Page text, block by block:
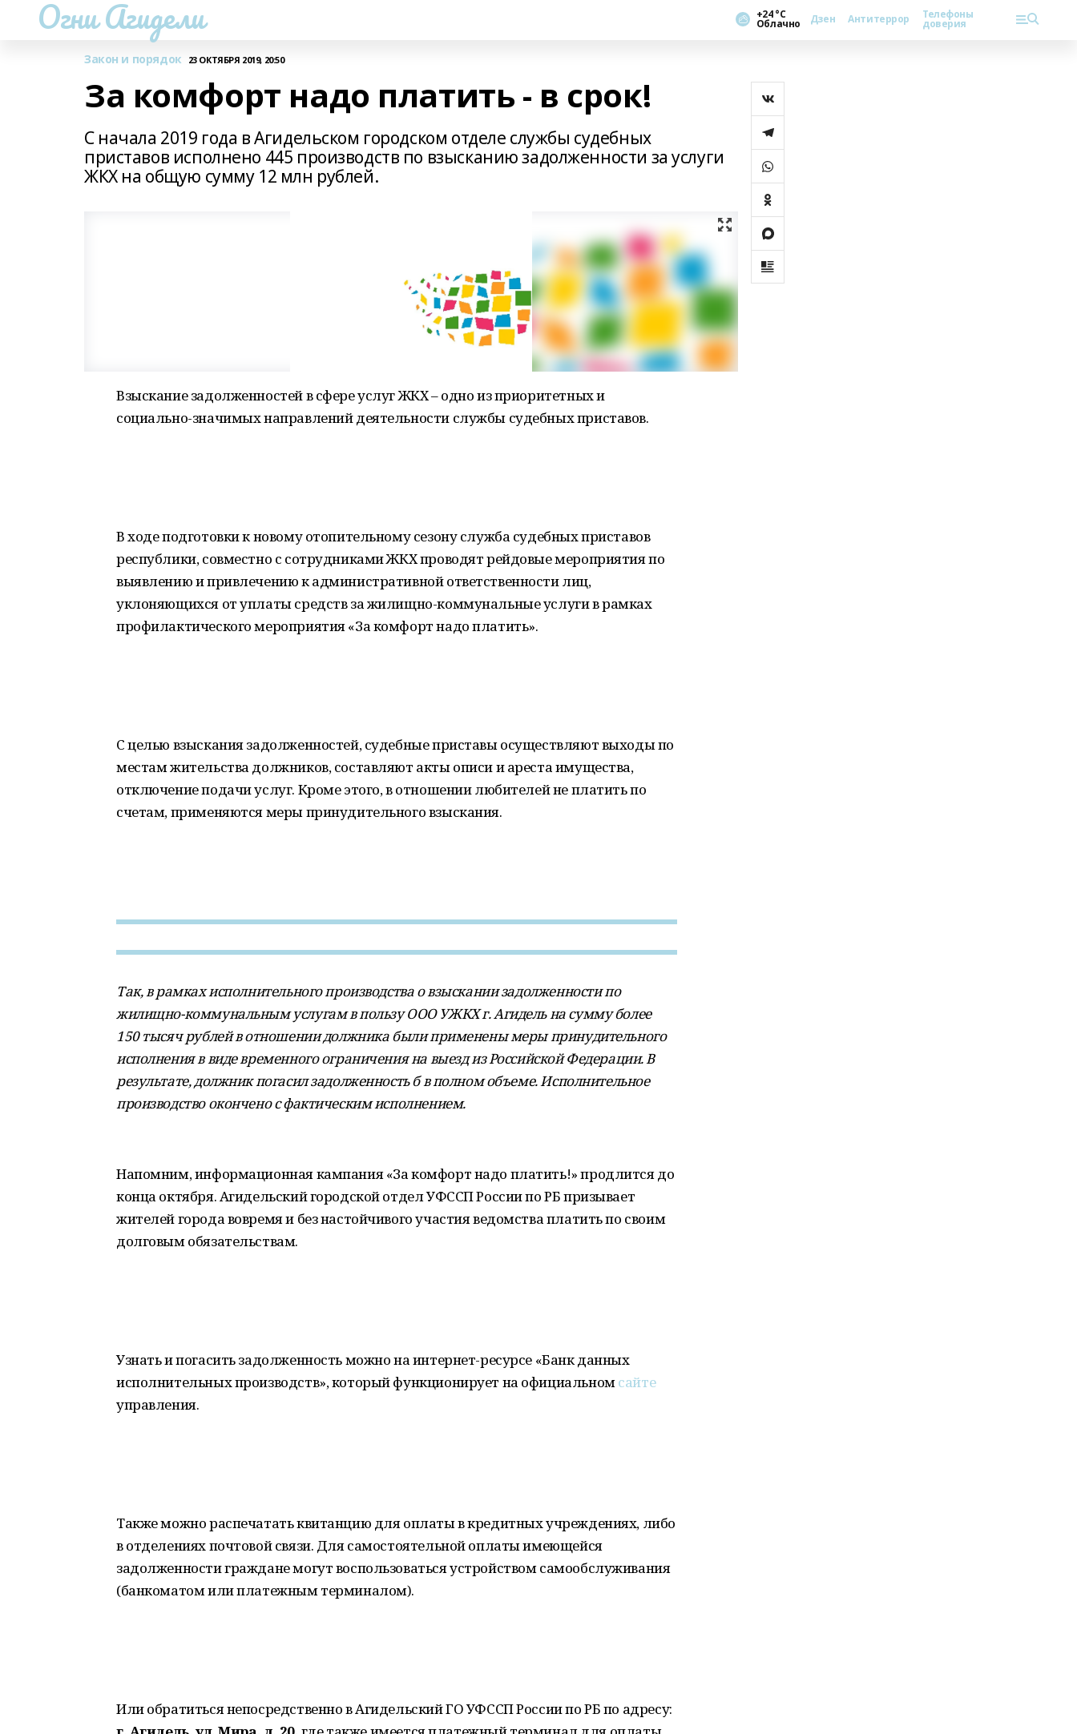
Огни Агидели +24 °С
Облачно Дзен Антитеррор Телефоны
доверия
Закон и порядок 23 ОКТЯБРЯ 2019, 20:50
За комфорт надо платить - в срок!
С начала 2019 года в Агидельском городском отделе службы судебных
приставов исполнено 445 производств по взысканию задолженности за услуги
ЖКХ на общую сумму 12 млн рублей.
Взыскание задолженностей в сфере услуг ЖКХ – одно из приоритетных и
социально-значимых направлений деятельности службы судебных приставов.
В ходе подготовки к новому отопительному сезону служба судебных приставов
республики, совместно с сотрудниками ЖКХ проводят рейдовые мероприятия по
выявлению и привлечению к административной ответственности лиц,
уклоняющихся от уплаты средств за жилищно-коммунальные услуги в рамках
профилактического мероприятия «За комфорт надо платить».
С целью взыскания задолженностей, судебные приставы осуществляют выходы по
местам жительства должников, составляют акты описи и ареста имущества,
отключение подачи услуг. Кроме этого, в отношении любителей не платить по
счетам, применяются меры принудительного взыскания.
Так, в рамках исполнительного производства о взыскании задолженности по
жилищно-коммунальным услугам в пользу ООО УЖКХ г. Агидель на сумму более
150 тысяч рублей в отношении должника были применены меры принудительного
исполнения в виде временного ограничения на выезд из Российской Федерации. В
результате, должник погасил задолженность б в полном объеме. Исполнительное
производство окончено с фактическим исполнением.
Напомним, информационная кампания «За комфорт надо платить!» продлится до
конца октября. Агидельский городской отдел УФССП России по РБ призывает
жителей города вовремя и без настойчивого участия ведомства платить по своим
долговым обязательствам.
Узнать и погасить задолженность можно на интернет-ресурсе «Банк данных
исполнительных производств», который функционирует на официальномсайте
управления.
Также можно распечатать квитанцию для оплаты в кредитных учреждениях, либо
в отделениях почтовой связи. Для самостоятельной оплаты имеющейся
задолженности граждане могут воспользоваться устройством самообслуживания
(банкоматом или платежным терминалом).
Или обратиться непосредственно в Агидельский ГО УФССП России по РБ по адресу: